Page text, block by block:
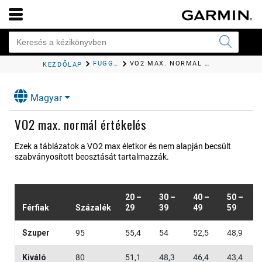
KEZDŐLAP FÜGGELÉK VO2 MAX. NORMÁL ÉRTÉKELÉS
Magyar
VO2 max. normál értékelés
Ezek a táblázatok a VO2 max életkor és nem alapján becsült
szabványosított beosztását tartalmazzák.
Férfiak Százalék
20 –
29
30 –
39
40 –
49
50 –
59
Szuper 95 55,4 54 52,5 48,9
Kiváló 80 51,1 48,3 46,4 43,4